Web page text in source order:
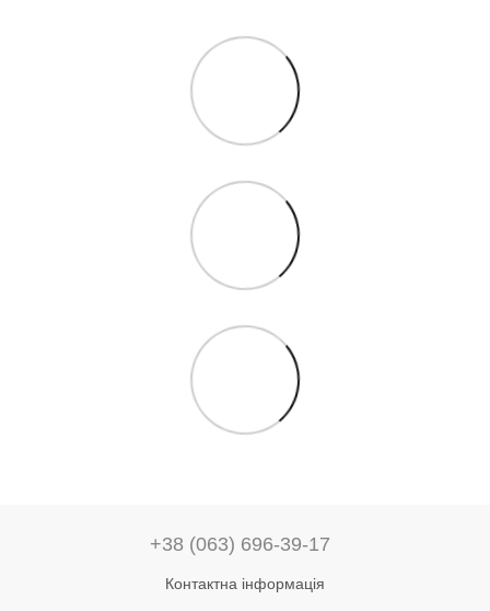
+38 (063) 696-39-17
Контактна інформація